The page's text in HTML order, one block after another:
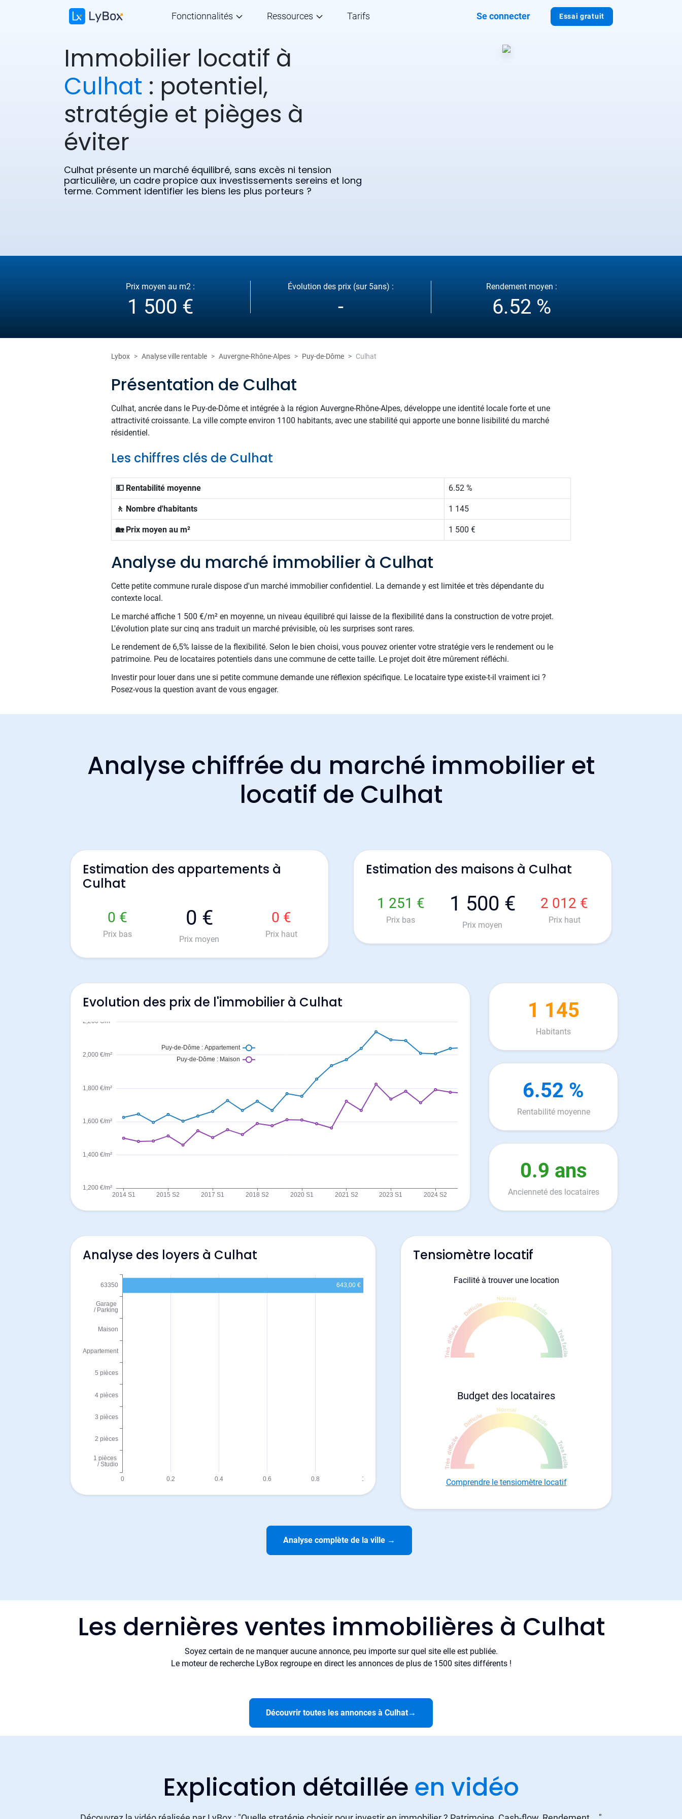
Essai gratuit
Fonctionnalités Ressources Tarifs Se connecter
Immobilier locatif à
Culhat : potentiel,
stratégie et pièges à
éviter
Culhat présente un marché équilibré, sans excès ni tension
particulière, un cadre propice aux investissements sereins et long
terme. Comment identifier les biens les plus porteurs ?
Prix moyen au m2 :
1 500 €
Évolution des prix (sur 5ans) :
-
Rendement moyen :
6.52 %
Lybox Analyse ville rentable Auvergne-Rhône-Alpes Puy-de-Dôme Culhat
Présentation de Culhat
Culhat, ancrée dans le Puy-de-Dôme et intégrée à la région Auvergne-Rhône-Alpes, développe une identité locale forte et une
attractivité croissante. La ville compte environ 1100 habitants, avec une stabilité qui apporte une bonne lisibilité du marché
résidentiel.
Les chiffres clés de Culhat
💵 Rentabilité moyenne 6.52 %
🚶 Nombre d'habitants 1 145
🏡 Prix moyen au m² 1 500 €
Analyse du marché immobilier à Culhat
Cette petite commune rurale dispose d'un marché immobilier confidentiel. La demande y est limitée et très dépendante du
contexte local.
Le marché affiche 1 500 €/m² en moyenne, un niveau équilibré qui laisse de la flexibilité dans la construction de votre projet.
L'évolution plate sur cinq ans traduit un marché prévisible, où les surprises sont rares.
Le rendement de 6,5% laisse de la flexibilité. Selon le bien choisi, vous pouvez orienter votre stratégie vers le rendement ou le
patrimoine. Peu de locataires potentiels dans une commune de cette taille. Le projet doit être mûrement réfléchi.
Investir pour louer dans une si petite commune demande une réflexion spécifique. Le locataire type existe-t-il vraiment ici ?
Posez-vous la question avant de vous engager.
Analyse chiffrée du marché immobilier et
locatif de Culhat
Estimation des appartements à
Culhat
0 €
Prix bas
0 €
Prix moyen
0 €
Prix haut
Estimation des maisons à Culhat
1 251 €
Prix bas
1 500 €
Prix moyen
2 012 €
Prix haut
Evolution des prix de l'immobilier à Culhat 1 145
Habitants
6.52 %
Rentabilité moyenne
0.9 ans
Ancienneté des locataires
Analyse des loyers à Culhat Tensiomètre locatif
Facilité à trouver une location
Budget des locataires
Comprendre le tensiomètre locatif
Analyse complète de la ville →
Les dernières ventes immobilières à Culhat
Soyez certain de ne manquer aucune annonce, peu importe sur quel site elle est publiée.
Le moteur de recherche LyBox regroupe en direct les annonces de plus de 1500 sites différents !
Découvrir toutes les annonces à Culhat→
Explication détaillée en vidéo